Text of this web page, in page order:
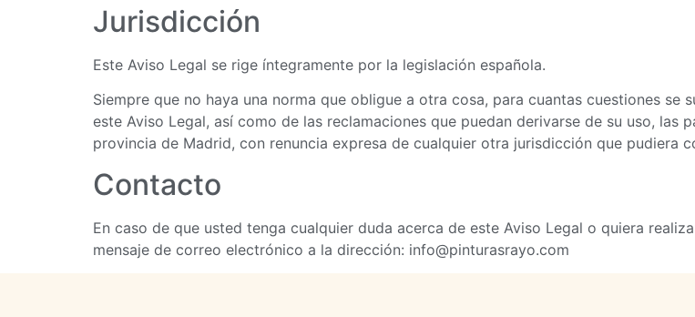
Jurisdicción
Este Aviso Legal se rige íntegramente por la legislación española.
Siempre que no haya una norma que obligue a otra cosa, para cuantas cuestiones
este Aviso Legal, así como de las reclamaciones que puedan derivarse de su uso, las
provincia de Madrid, con renuncia expresa de cualquier otra jurisdicción que pudiera
Contacto
En caso de que usted tenga cualquier duda acerca de este Aviso Legal o quiera
mensaje de correo electrónico a la dirección: info@pinturasrayo.com